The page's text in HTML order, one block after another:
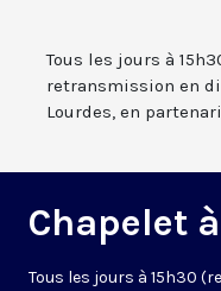
Tous les jours à
retransmission en
Lourdes, en
Chapelet
Tous les jours à 15h30